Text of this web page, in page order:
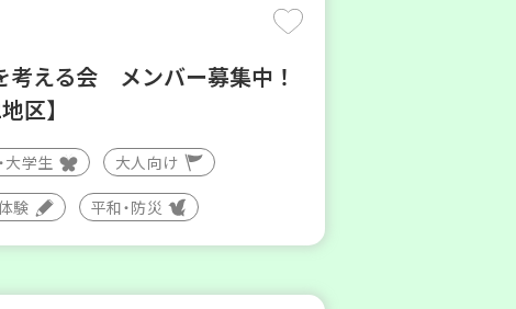
考える会 メンバー募集中！
区】
大学生 大人向け
験 平和・防災